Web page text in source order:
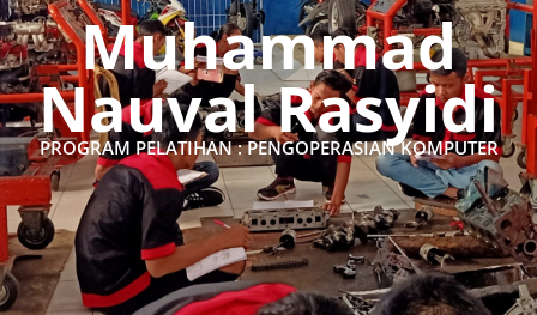
Muhammad
Nauval Rasyidi
PROGRAM PELATIHAN : PENGOPERASIAN KOMPUTER